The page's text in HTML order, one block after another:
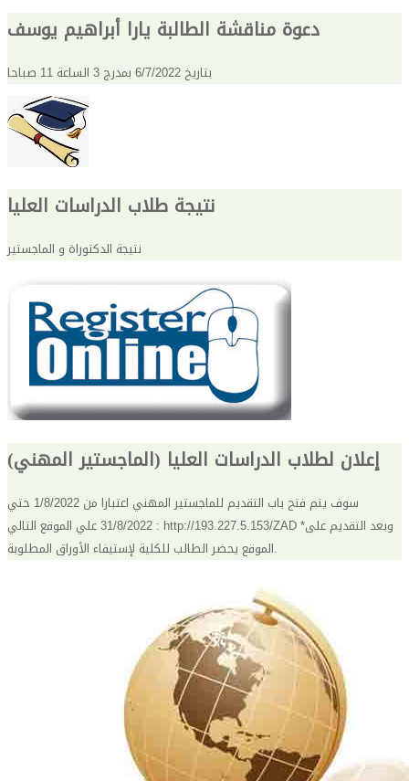
دعوة مناقشة الطالبة يارا أبراهيم يوسف
بتاريخ 6/7/2022 بمدرج 3 الساعة 11 صباحا
نتيجة طلاب الدراسات العليا
نتيجة الدكتوراة و الماجستير
إعلان لطلاب الدراسات العليا (الماجستير المهني)
سوف يتم فتح باب التقديم للماجستير المهني اعتبارا من 1/8/2022 حتي
31/8/2022 علي الموقع التالي : http://193.227.5.153/ZAD *وبعد التقديم على
الموقع يحضر الطالب للكلية لإستيفاء الأوراق المطلوبة.